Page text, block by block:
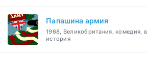
Папашина армия
1968, Великобритания, комедия,
история